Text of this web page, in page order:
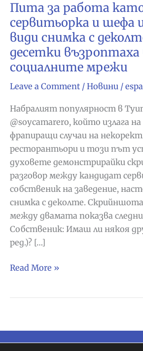
Пита за работа
сервитьорка и шефа
види снимка с
десетки възроптаха
социалните мрежи
Leave a Comment / Новини /
Набралият популярност в
@soycamarero, който излага на
фрапиращи случаи на
ресторантьори и този път
духовете демонстрирайки
разговор между кандидат
собственик на заведение,
снимка с деколте. Скрийншота
между двамата показва
Собственик: Имаш ли някоя
ред.)? […]
Пита
Read More »